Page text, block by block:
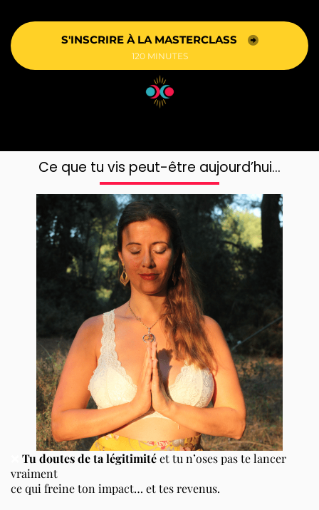
S'INSCRIRE À LA MASTERCLASS
120 MINUTES
Ce que tu vis peut-être aujourd’hui…
Tu doutes de ta légitimitéet tu n’oses pas te lancer
vraiment
ce qui freine ton impact… et tes revenus.